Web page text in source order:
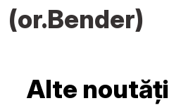
(or.Bender)
Alte noutăți